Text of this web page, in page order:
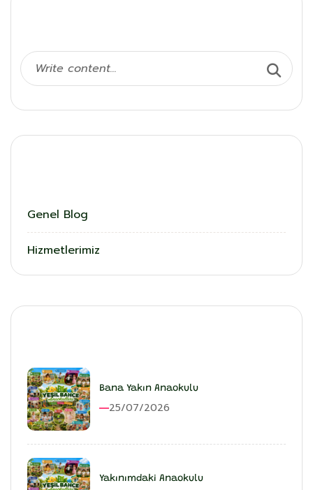
Genel Blog
Hizmetlerimiz
Bana Yakın Anaokulu
25/07/2026
Yakınımdaki Anaokulu